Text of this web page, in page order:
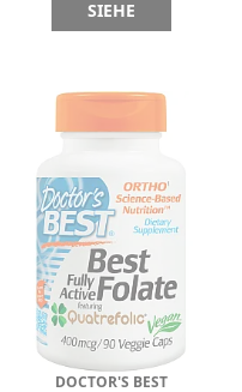
SIEHE
DOCTOR'S BEST